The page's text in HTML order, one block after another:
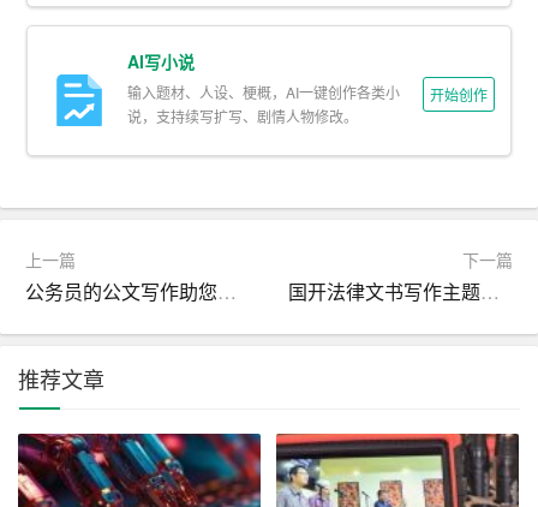
在，随着AI智能写作的普及，哪怕是没有写作基础的人，
也能通过一键成文的功能，轻松地创作出符合要求的文
章。这使得更多的人有机会参与到写作这个领域中来，丰
富了文学创作的多样性。
但也引发了一些争议。有人认为，过度依赖AI智能写作会
作的衰落。事实上，这种担忧并非没有道理。但如果能正
确看待和使用AI智能写作，将其作为辅助工具，而非替代
品，就能充分发挥其优势，提高写作效率。
一方面，我们可以利用AI智能写作的一键成文功能来完成
和创新性的写作中。另一方面，我们还可以通过与AI智能
写作的互动，学习到一些优秀的写作技巧和表达方式，从
AI写小说
输入题材、人设、梗概，AI一键创作各类小
说，支持续写扩写、剧情人物修改。
开始创作
上一篇
公务员的公文写作助您更好的了解公务员公文写作
下一篇
国开法律文书写作主题揭秘专业技巧
推荐文章